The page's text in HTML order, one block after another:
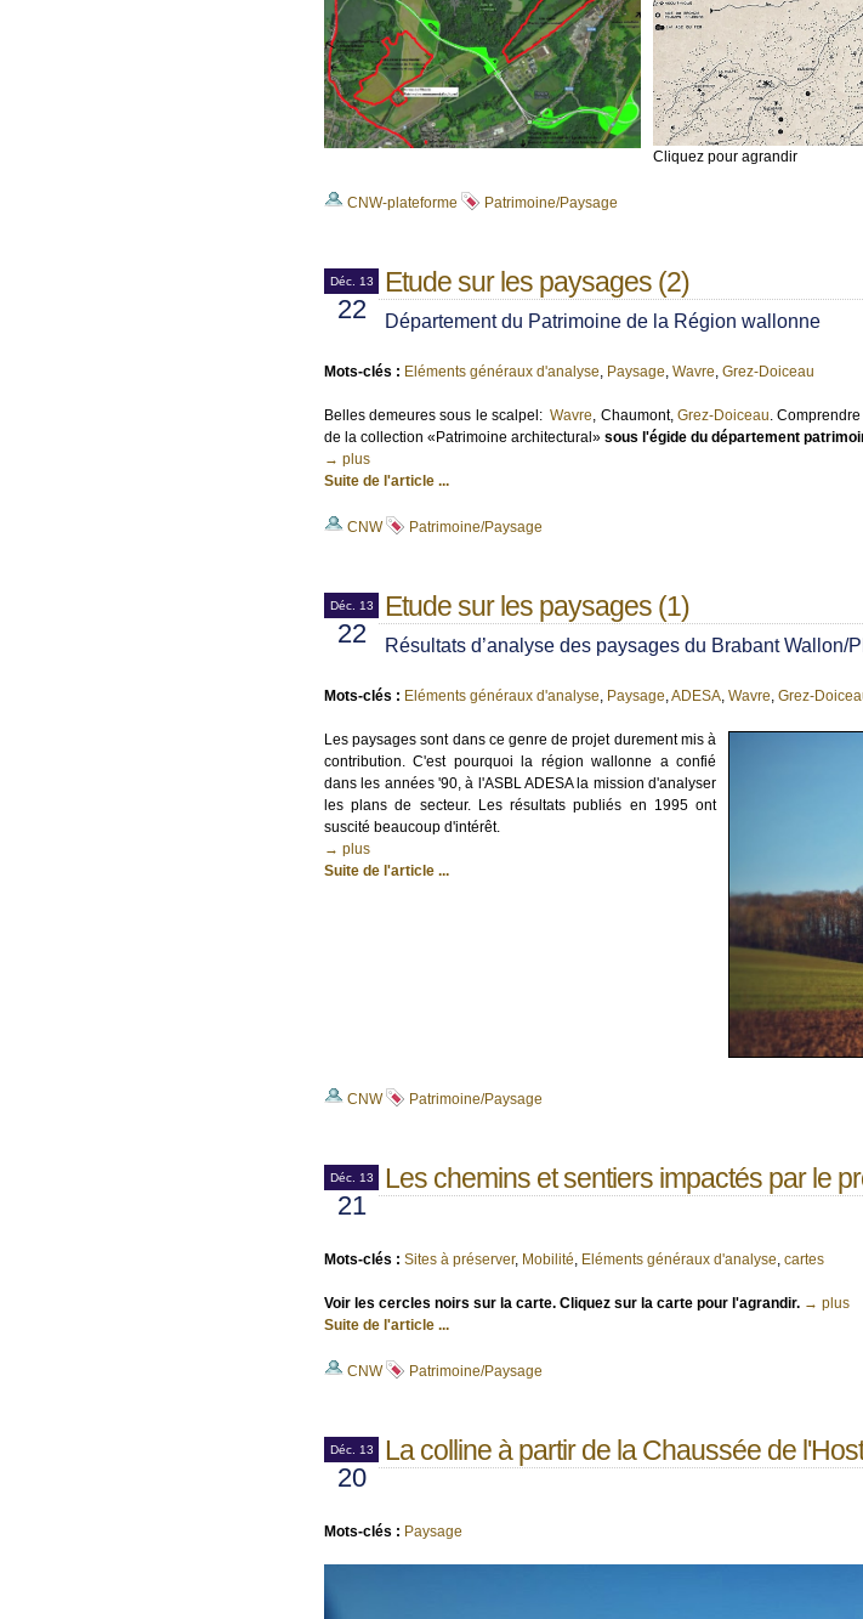
Cliquez pour agrandir
CNW-plateforme Patrimoine/Paysage
Déc. 13
22
Etude sur les paysages (2)
Département du Patrimoine de la Région wallonne
Mots-clés : Eléments généraux d'analyse, Paysage, Wavre, Grez-Doiceau
Belles demeures sous le scalpel:Wavre, Chaumont, Grez-Doiceau.
de la collection «Patrimoine architectural» sous l'égide du département
→ plus
Suite de l'article ...
CNW Patrimoine/Paysage
Déc. 13
22
Etude sur les paysages (1)
Résultats d’analyse des paysages du Brabant Wallon/
Mots-clés : Eléments généraux d'analyse, Paysage,ADESA, Wavre, Grez-
Les paysages sont dans ce genre de projet durement mis à
contribution. C'est pourquoi la région wallonne a confié
dans les années '90, à l'ASBL ADESA la mission d'analyser
les plans de secteur. Les résultats publiés en 1995 ont
suscité beaucoup d'intérêt.
→ plus
Suite de l'article ...
CNW Patrimoine/Paysage
Déc. 13
21
Les chemins et sentiers impactés par le
Mots-clés : Sites à préserver, Mobilité, Eléments généraux d'analyse, cartes
Voir les cercles noirs sur la carte. Cliquez sur la carte pour l'agrandir. → plus
Suite de l'article ...
CNW Patrimoine/Paysage
Déc. 13
20
La colline à partir de la Chaussée de
Mots-clés : Paysage